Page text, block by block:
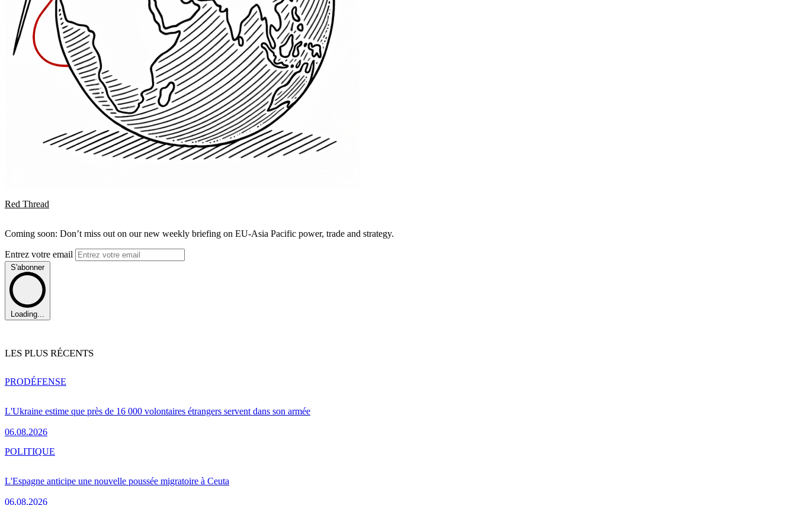
Red Thread
Coming soon: Don’t miss out on our new weekly briefing on EU-Asia Pacific power, trade and strategy.
Entrez votre email
S'abonner
Loading...
LES PLUS RÉCENTS
L'Ukraine estime que près de 16 000 volontaires étrangers servent dans son armée
06.08.2026
PRODÉFENSE
L'Espagne anticipe une nouvelle poussée migratoire à Ceuta
06.08.2026
POLITIQUE